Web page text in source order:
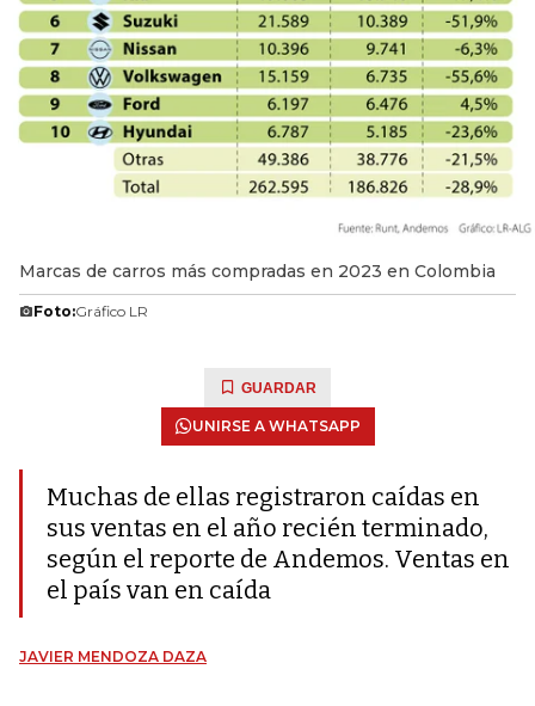
Marcas de carros más compradas en 2023 en Colombia
Foto:Gráfico LR
GUARDAR
UNIRSE A WHATSAPP
Muchas de ellas registraron caídas en
sus ventas en el año recién terminado,
según el reporte de Andemos. Ventas en
el país van en caída
JAVIER MENDOZA DAZA